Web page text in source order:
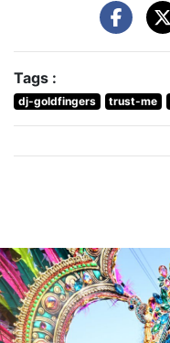
Tags :
dj-goldfingers trust-me